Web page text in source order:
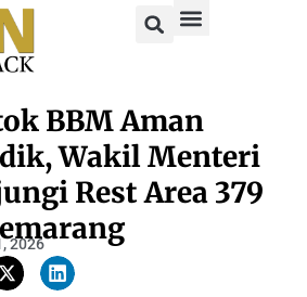
BBM Aman
Wakil Menteri
Rest Area 379
2026